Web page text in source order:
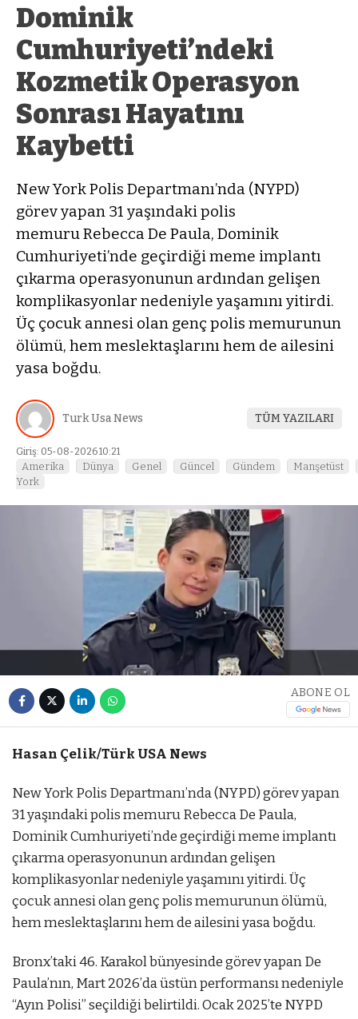
Dominik
Cumhuriyeti’ndeki
Kozmetik Operasyon
Sonrası Hayatını
Kaybetti
New York Polis Departmanı’nda (NYPD)
görev yapan 31 yaşındaki polis
memuru Rebecca De Paula, Dominik
Cumhuriyeti’nde geçirdiği meme implantı
çıkarma operasyonunun ardından gelişen
komplikasyonlar nedeniyle yaşamını yitirdi.
Üç çocuk annesi olan genç polis memurunun
ölümü, hem meslektaşlarını hem de ailesini
yasa boğdu.
Turk Usa News TÜM YAZILARI
Giriş: 05-08-2026 10:21
Amerika Dünya Genel Güncel Gündem
Manşetüst
York
ABONE OL
Hasan Çelik/Türk USA News
New York Polis Departmanı’nda (NYPD) görev yapan
31 yaşındaki polis memuru Rebecca De Paula,
Dominik Cumhuriyeti’nde geçirdiği meme implantı
çıkarma operasyonunun ardından gelişen
komplikasyonlar nedeniyle yaşamını yitirdi. Üç
çocuk annesi olan genç polis memurunun ölümü,
hem meslektaşlarını hem de ailesini yasa boğdu.
Bronx’taki 46. Karakol bünyesinde görev yapan De
Paula’nın, Mart 2026’da üstün performansı nedeniyle
“Ayın Polisi” seçildiği belirtildi. Ocak 2025’te NYPD